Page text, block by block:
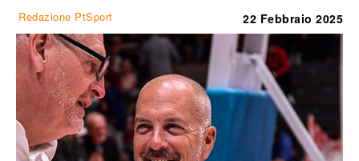
Redazione PtSport 22 Febbraio 2025